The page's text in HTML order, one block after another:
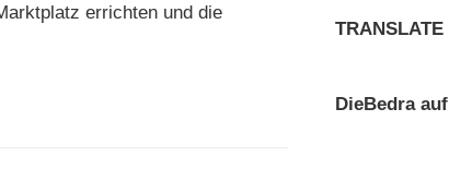
errichten und die
TRANSLATE
DieBedra auf